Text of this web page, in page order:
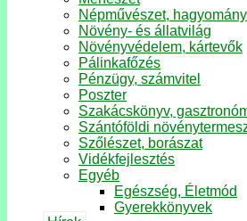
Népművészet, hagyomány
Növény- és állatvilág
Növényvédelem, kártevők
Pálinkafőzés
Pénzügy, számvitel
Poszter
Szakácskönyv,
Szántóföldi
Szőlészet, borászat
Vidékfejlesztés
Egyéb
Egészség, Életmód
Gyerekkönyvek